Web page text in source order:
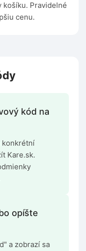
košíku. Pravidelné
cenu.
kód na
konkrétní
Kare.sk.
opíšte
a zobrazí sa